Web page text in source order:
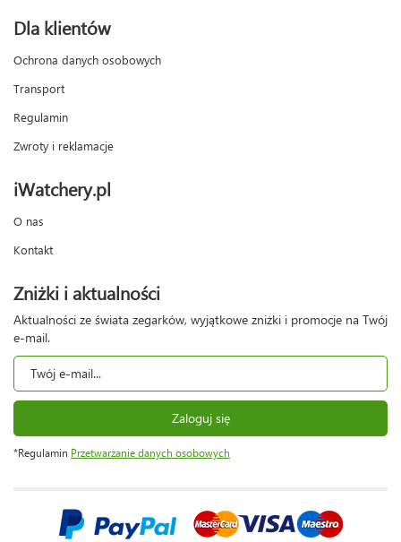
Dla klientów
Ochrona danych osobowych
Transport
Regulamin
Zwroty i reklamacje
iWatchery.pl
O nas
Kontakt
Zniżki i aktualności
Aktualności ze świata zegarków, wyjątkowe zniżki i promocje na Twój
e-mail.
Zaloguj się
*Regulamin Przetwarzanie danych osobowych